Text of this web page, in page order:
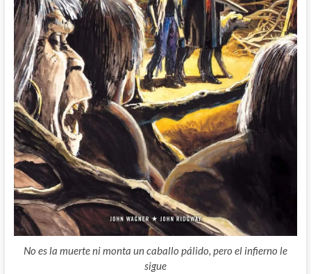
No es la muerte ni monta un caballo pálido, pero el infierno le
sigue